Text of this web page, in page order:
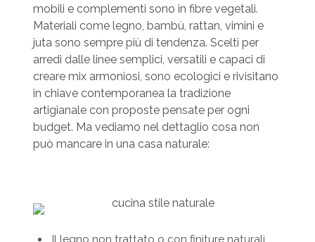
mobili e complementi sono in fibre vegetali.
Materiali come legno, bambù, rattan, vimini e
juta sono sempre più di tendenza. Scelti per
arredi dalle linee semplici, versatili e capaci di
creare mix armoniosi, sono ecologici e rivisitano
in chiave contemporanea la tradizione
artigianale con proposte pensate per ogni
budget. Ma vediamo nel dettaglio cosa non
può mancare in una casa naturale:
Il legno non trattato o con finiture naturali